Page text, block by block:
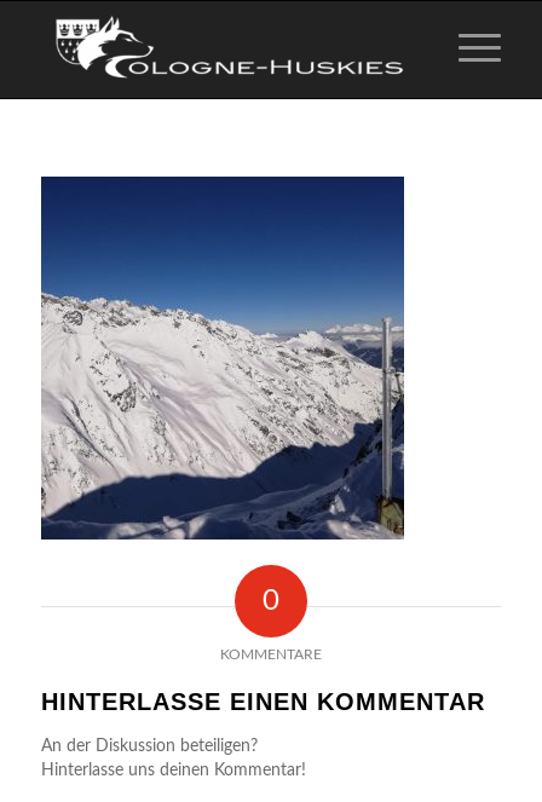
0
KOMMENTARE
HINTERLASSE EINEN KOMMENTAR
An der Diskussion beteiligen?
Hinterlasse uns deinen Kommentar!